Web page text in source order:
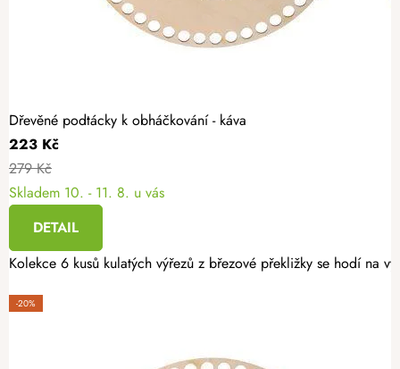
Dřevěné podtácky k obháčkování - káva
223 Kč
279 Kč
Skladem 10. - 11. 8. u vás
DETAIL
Kolekce 6 kusů kulatých výřezů z březové překližky se hodí na
-20%